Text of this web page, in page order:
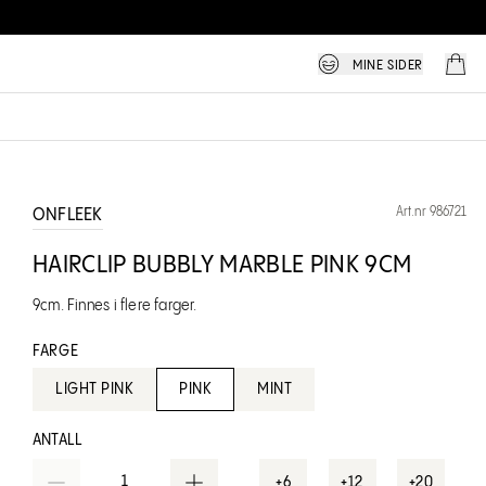
MINE SIDER
ONFLEEK Art.nr 986721
HAIRCLIP BUBBLY MARBLE PINK 9CM
9cm. Finnes i flere farger.
FARGE
LIGHT PINK PINK MINT
ANTALL
1 +6 +12 +20